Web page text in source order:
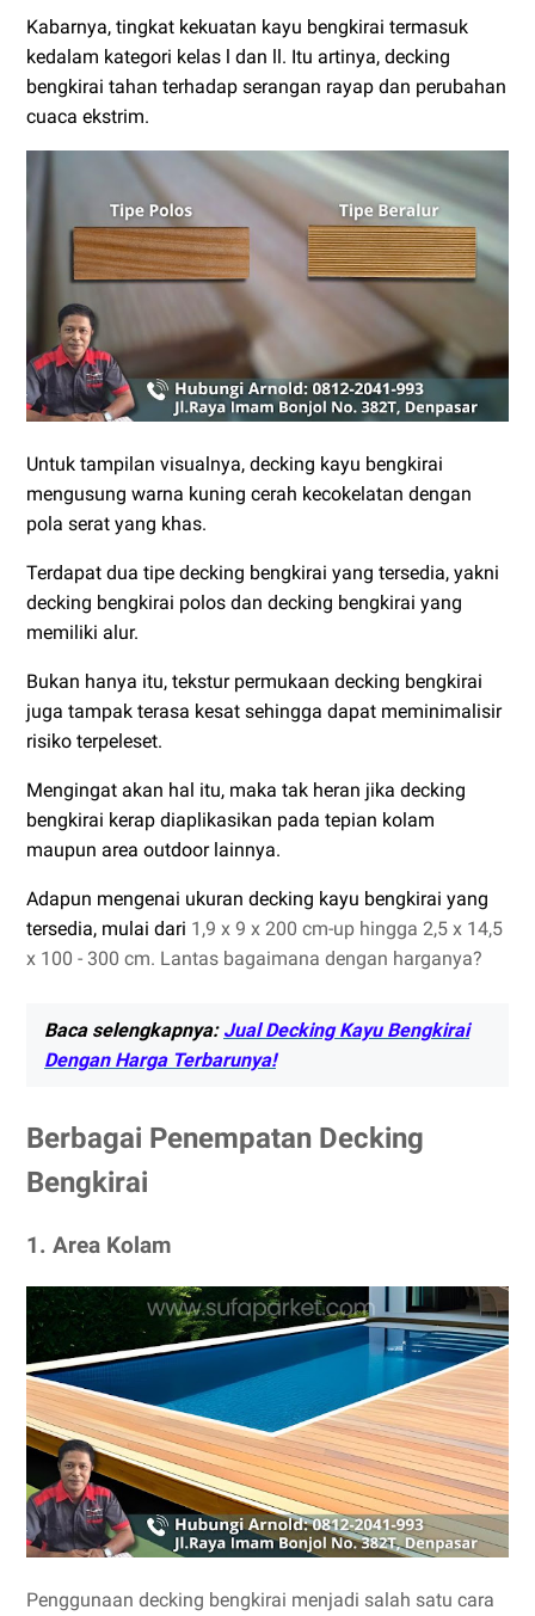
Kabarnya, tingkat kekuatan kayu bengkirai termasuk
kedalam kategori kelas l dan ll. Itu artinya, decking
bengkirai tahan terhadap serangan rayap dan perubahan
cuaca ekstrim.
Untuk tampilan visualnya, decking kayu bengkirai
mengusung warna kuning cerah kecokelatan dengan
pola serat yang khas.
Terdapat dua tipe decking bengkirai yang tersedia, yakni
decking bengkirai polos dan decking bengkirai yang
memiliki alur.
Bukan hanya itu, tekstur permukaan decking bengkirai
juga tampak terasa kesat sehingga dapat meminimalisir
risiko terpeleset.
Mengingat akan hal itu, maka tak heran jika decking
bengkirai kerap diaplikasikan pada tepian kolam
maupun area outdoor lainnya.
Adapun mengenai ukuran decking kayu bengkirai yang
tersedia, mulai dari 1,9 x 9 x 200 cm-up hingga 2,5 x 14,5
x 100 - 300 cm. Lantas bagaimana dengan harganya?
Baca selengkapnya: Jual Decking Kayu Bengkirai
Dengan Harga Terbarunya!
Berbagai Penempatan Decking
Bengkirai
1. Area Kolam
Penggunaan decking bengkirai menjadi salah satu cara